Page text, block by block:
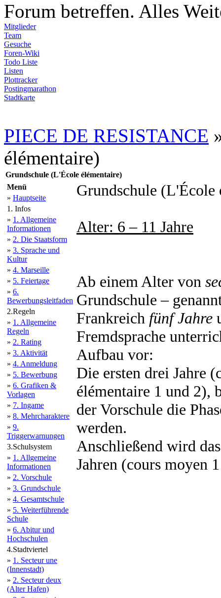
Forum betreffen. Alles
Mitglieder
Team
Gesuche
Foren-Wiki
Todo Liste
Listen
Plottracker
Postingmarathon
Stadtkarte
PIECE DE RESISTANCE
élémentaire)
Grundschule (L'École élémentaire)
Menü
» Hauptseite
1. Infos
» 1. Allgemeine
Informationen
» 2. Die Staatsform
» 3. Sprache und
Kultur
» 4. Marseille
» 5. Feiertage
» 6.
Bewerbungsleitfaden
2.Regeln
» 1. Allgemeine
Regeln
» 2. Rating
» 3. Aktivität
» 4. Anmeldung
» 5. Bewerbung
» 6. Grafiken &
Vorlagen
» 7. Ingame
» 8. Mehrcharaktere
» 9.
Triggerwarnungen
3.Schulsystem
» 1. Allgemeine
Informationen
» 2. Vorschule
» 3. Grundschule
» 4. Gesamtschule
» 5. Weiterführende
Schule
» 6. Abitur und
Hochschulen
4.Stadtviertel
» 1. Secteur une
(Innenstadt)
» 2. Secteur deux
(Alter Hafen)
Grundschule (L'École
Alter: 6 – 11 Jahre
Ab einem Alter von
Grundschule –
Frankreich fünf Jahre
Fremdsprache
Aufbau vor:
Die ersten drei Jahre
élémentaire 1 und 2),
der Vorschule die
werden.
Anschließend wird
Jahren (cours moyen